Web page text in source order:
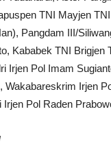
TNI Mayjen
Pangdam III/
Kababek TNI Brigjen
Irjen Pol Imam
Wakabareskrim Irjen
Pol Raden